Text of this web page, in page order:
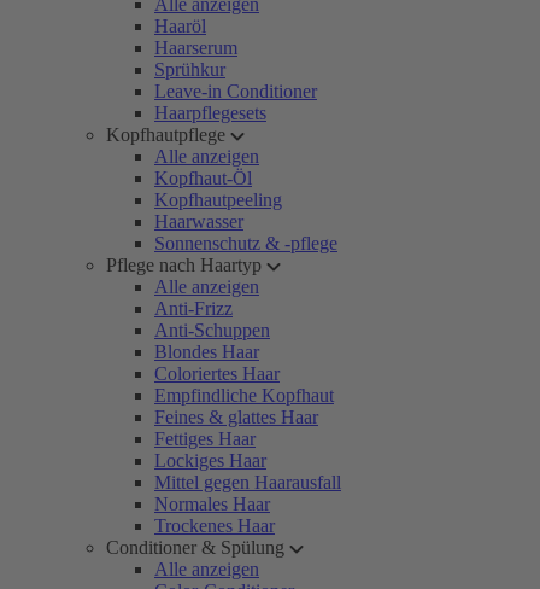
Alle anzeigen
Haaröl
Haarserum
Sprühkur
Leave-in Conditioner
Haarpflegesets
Kopfhautpflege
Alle anzeigen
Kopfhaut-Öl
Kopfhautpeeling
Haarwasser
Sonnenschutz & -pflege
Pflege nach Haartyp
Alle anzeigen
Anti-Frizz
Anti-Schuppen
Blondes Haar
Coloriertes Haar
Empfindliche Kopfhaut
Feines & glattes Haar
Fettiges Haar
Lockiges Haar
Mittel gegen Haarausfall
Normales Haar
Trockenes Haar
Conditioner & Spülung
Alle anzeigen